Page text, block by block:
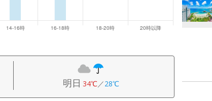
明日 34℃／28℃